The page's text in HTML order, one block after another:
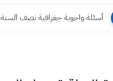
أسئلة واجوبة جغرافية نصف السنة 2025 سادس ادبي